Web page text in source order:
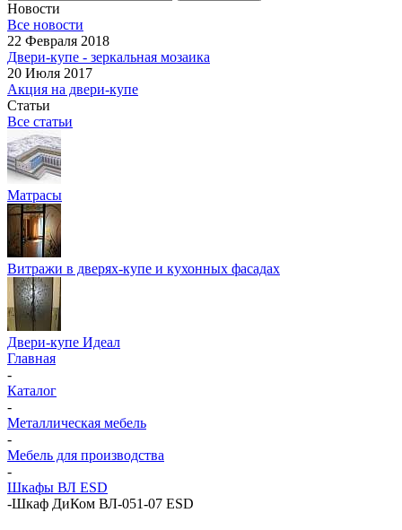
Новости
Все новости
22 Февраля 2018
Двери-купе - зеркальная мозаика
20 Июля 2017
Акция на двери-купе
Статьи
Все статьи
Матрасы
Витражи в дверях-купе и кухонных фасадах
Двери-купе Идеал
Главная
-
Каталог
-
Металлическая мебель
-
Мебель для производства
-
Шкафы ВЛ ESD
-Шкаф ДиКом ВЛ-051-07 ESD